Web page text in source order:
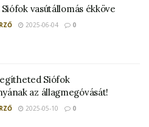
vasútállomás ékköve
2025-06-04 0
Siófok
az állagmegóvását!
2025-05-10 0